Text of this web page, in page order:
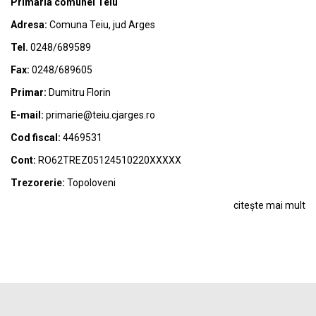
Adresa: Comuna Teiu, jud Arges
Tel. 0248/689589
Fax: 0248/689605
Primar: Dumitru Florin
E-mail: primarie@teiu.cjarges.ro
Cod fiscal: 4469531
Cont: RO62TREZ05124510220XXXXX
Trezorerie: Topoloveni
citește mai mult